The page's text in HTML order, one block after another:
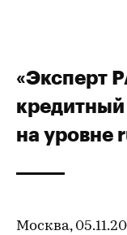
«Эксперт
на уровне
Москва,